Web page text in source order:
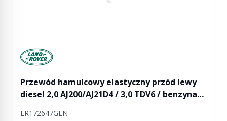
Manufactured by Land rover
Przewód hamulcowy elastyczny przód lewy
diesel 2,0 AJ200/AJ21D4 / 3,0 TDV6 / benzyna
LR172647GEN